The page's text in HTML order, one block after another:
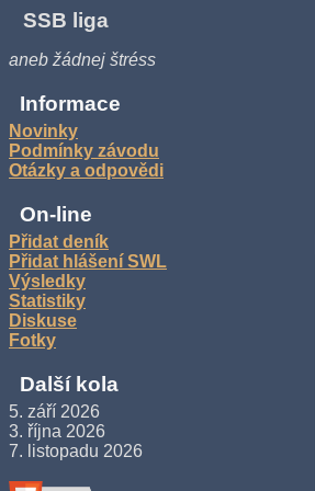
SSB liga
aneb žádnej štréss
Informace
Novinky
Podmínky závodu
Otázky a odpovědi
On-line
Přidat deník
Přidat hlášení SWL
Výsledky
Statistiky
Diskuse
Fotky
Další kola
5. září 2026
3. října 2026
7. listopadu 2026